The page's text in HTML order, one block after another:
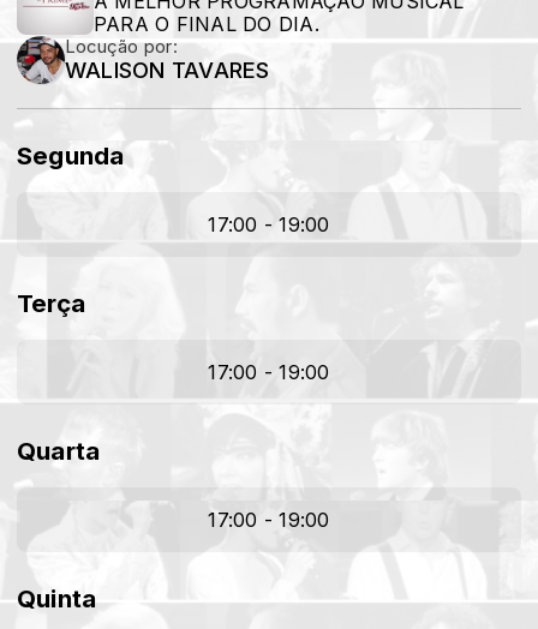
PARA O FINAL DO DIA.
Locução por:
WALISON TAVARES
Segunda
17:00 - 19:00
Terça
17:00 - 19:00
Quarta
17:00 - 19:00
Quinta